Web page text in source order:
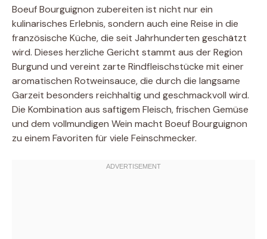
Boeuf Bourguignon zubereiten ist nicht nur ein
kulinarisches Erlebnis, sondern auch eine Reise in die
französische Küche, die seit Jahrhunderten geschätzt
wird. Dieses herzliche Gericht stammt aus der Region
Burgund und vereint zarte Rindfleischstücke mit einer
aromatischen Rotweinsauce, die durch die langsame
Garzeit besonders reichhaltig und geschmackvoll wird.
Die Kombination aus saftigem Fleisch, frischen Gemüse
und dem vollmundigen Wein macht Boeuf Bourguignon
zu einem Favoriten für viele Feinschmecker.